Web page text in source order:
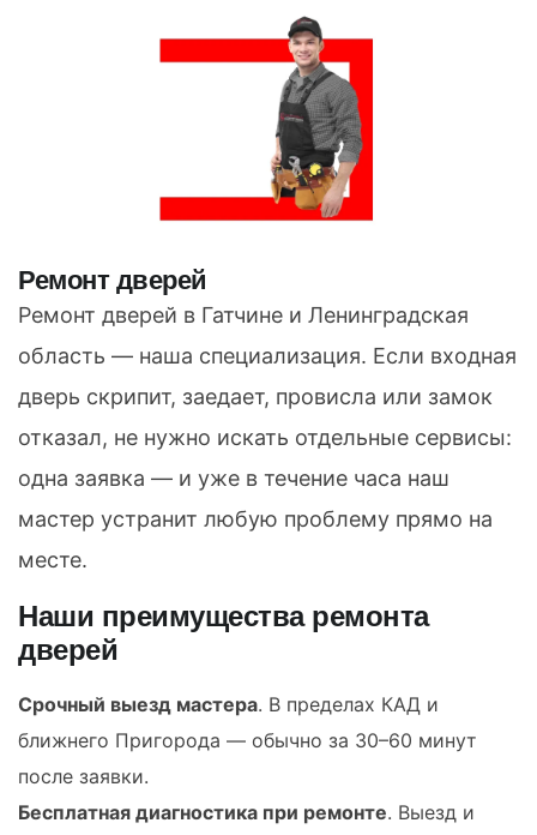
Ремонт дверей
Ремонт дверей в Гатчине и Ленинградская
область — наша специализация. Если входная
дверь скрипит, заедает, провисла или замок
отказал, не нужно искать отдельные сервисы:
одна заявка — и уже в течение часа наш
мастер устранит любую проблему прямо на
месте.
Наши преимущества ремонта
дверей
Срочный выезд мастера. В пределах КАД и
ближнего Пригорода — обычно за 30–60 минут
после заявки.
Бесплатная диагностика при ремонте. Выезд и